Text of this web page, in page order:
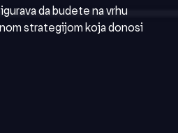
da budete na vrhu
strategijom koja donosi